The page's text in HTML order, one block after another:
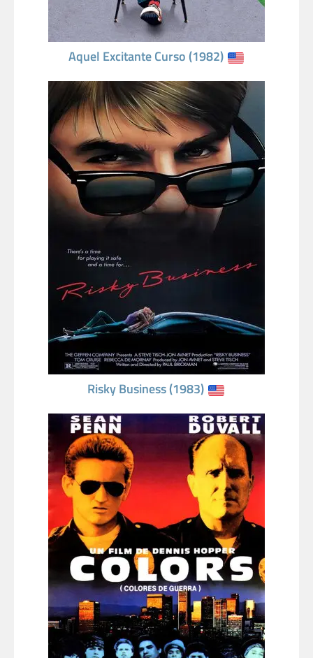
Aquel Excitante Curso (1982)
Risky Business (1983)